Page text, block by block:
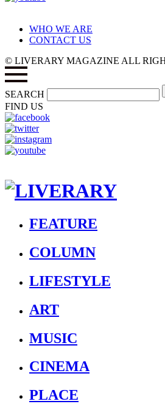
WHO WE ARE
CONTACT US
© LIVERARY MAGAZINE ALL
SEARCH
FIND US
FEATURE
COLUMN
LIFESTYLE
ART
MUSIC
CINEMA
PLACE